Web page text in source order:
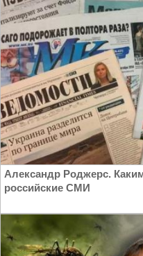
Александр Роджерс.
российские СМИ